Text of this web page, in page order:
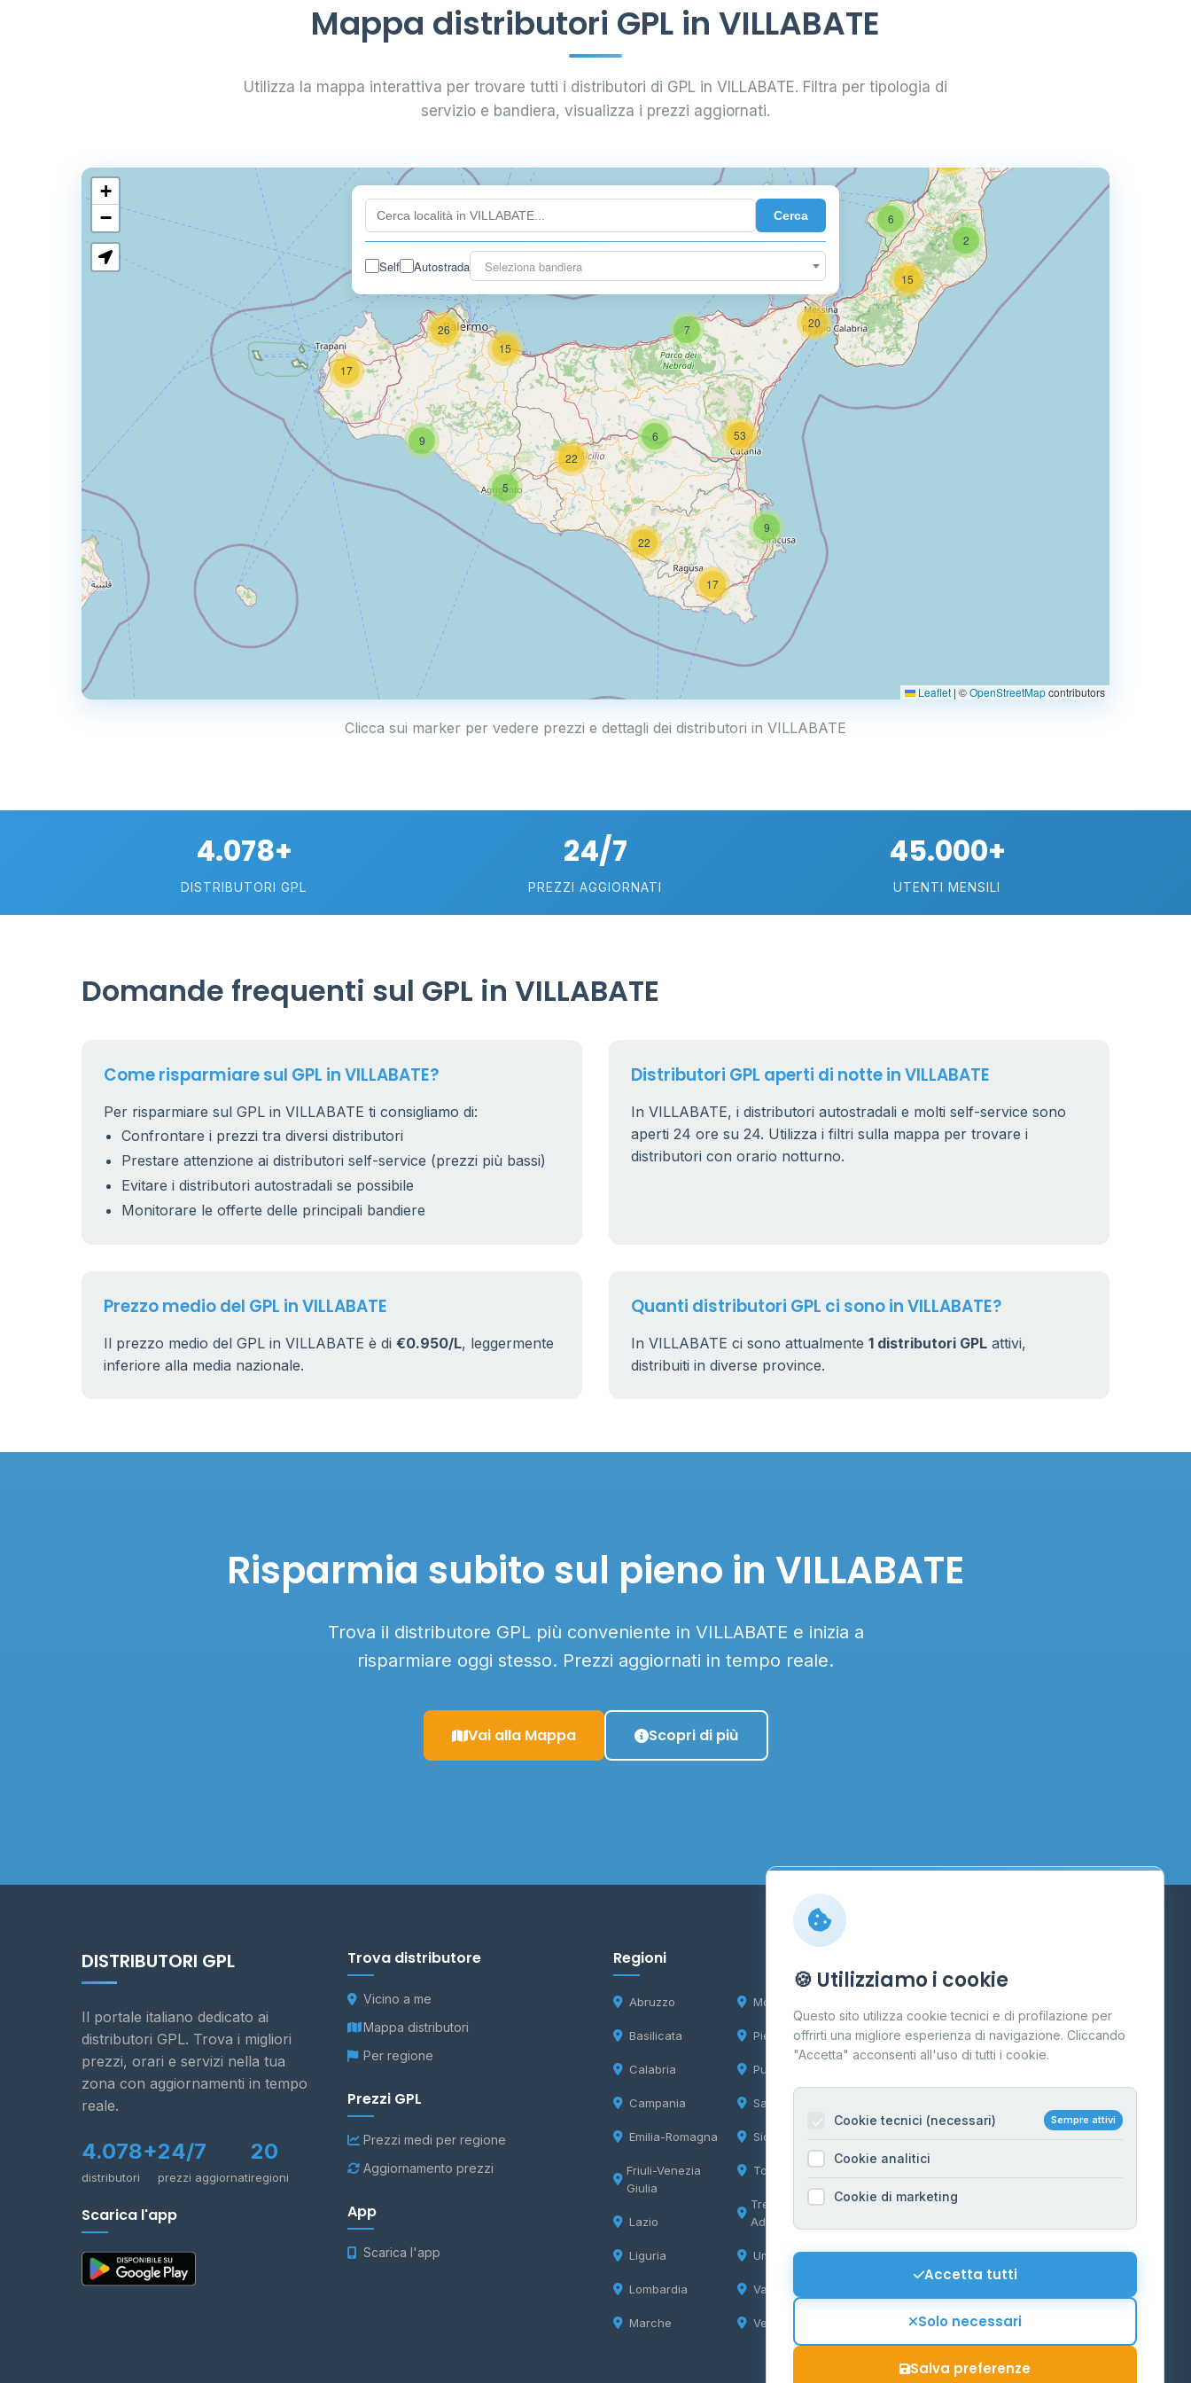
Mappa distributori GPL in VILLABATE
Utilizza la mappa interattiva per trovare tutti i distributori di GPL in VILLABATE. Filtra per tipologia di
servizio e bandiera, visualizza i prezzi aggiornati.
Cerca
Self Autostrada Seleziona bandiera
9
7 20
6 53
17
15
26
5
9
17
22
22
6
2
15
0.991 €
+
−
Leaflet | ©OpenStreetMapcontributors
Clicca sui marker per vedere prezzi e dettagli dei distributori in VILLABATE
4.078+
DISTRIBUTORI GPL
24/7
PREZZI AGGIORNATI
45.000+
UTENTI MENSILI
Domande frequenti sul GPL in VILLABATE
Come risparmiare sul GPL in VILLABATE?
Per risparmiare sul GPL in VILLABATE ti consigliamo di:
Confrontare i prezzi tra diversi distributori
Prestare attenzione ai distributori self-service (prezzi più bassi)
Evitare i distributori autostradali se possibile
Monitorare le offerte delle principali bandiere
Distributori GPL aperti di notte in VILLABATE
In VILLABATE, i distributori autostradali e molti self-service sono
aperti 24 ore su 24. Utilizza i filtri sulla mappa per trovare i
distributori con orario notturno.
Prezzo medio del GPL in VILLABATE
Il prezzo medio del GPL in VILLABATE è di €0.950/L, leggermente
inferiore alla media nazionale.
Quanti distributori GPL ci sono in VILLABATE?
In VILLABATE ci sono attualmente 1 distributori GPL attivi,
distribuiti in diverse province.
Risparmia subito sul pieno in VILLABATE
Trova il distributore GPL più conveniente in VILLABATE e inizia a
risparmiare oggi stesso. Prezzi aggiornati in tempo reale.
Vai alla Mappa Scopri di più
DISTRIBUTORI GPL
Il portale italiano dedicato ai
distributori GPL. Trova i migliori
prezzi, orari e servizi nella tua
zona con aggiornamenti in tempo
reale.
4.078+
distributori
24/7
prezzi aggiornati
20
regioni
Scarica l'app
Trova distributore
Vicino a me
Mappa distributori
Per regione
Prezzi GPL
Prezzi medi per regione
Aggiornamento prezzi
App
Scarica l'app
Regioni
Abruzzo
Basilicata
Calabria
Campania
Emilia-Romagna
Friuli-Venezia
Giulia
Lazio
Liguria
Lombardia
Marche
Molise
Piemonte
Puglia
Sardegna
Sicilia
Toscana
Trentino-Alto
Adige
Umbria
Valle d'Aosta
Veneto
Contatti
Per gestori
Informazioni legali
Privacy Policy
Cookie Policy
Mappa del sito
Contattaci
🍪 Utilizziamo i cookie
Questo sito utilizza cookie tecnici e di profilazione per
offrirti una migliore esperienza di navigazione. Cliccando
"Accetta" acconsenti all'uso di tutti i cookie.
Cookie tecnici (necessari) Sempre attivi
Cookie analitici
Cookie di marketing
Accetta tutti
Solo necessari
Salva preferenze